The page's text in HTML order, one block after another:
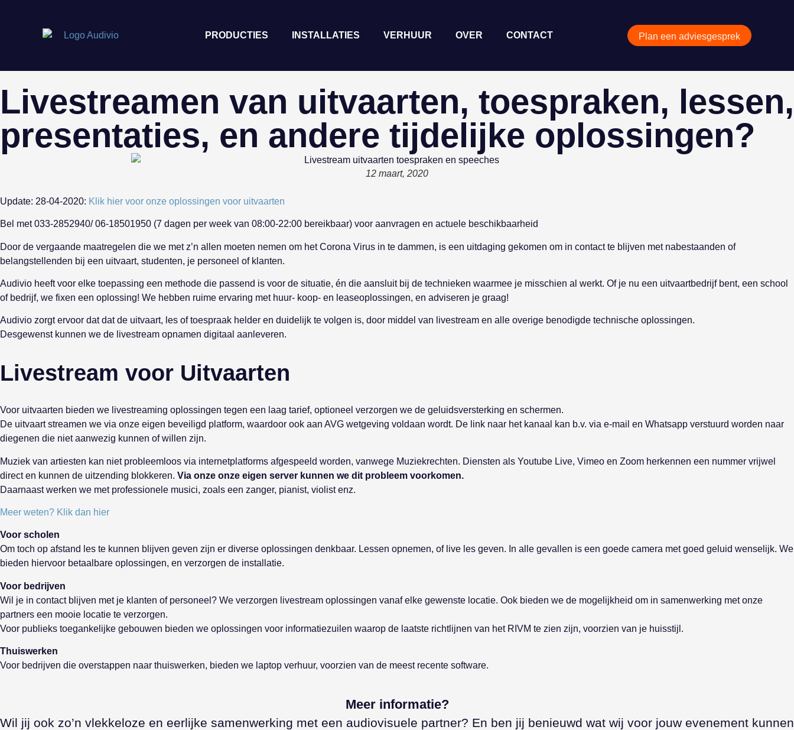
PRODUCTIES INSTALLATIES VERHUUR OVER CONTACT Plan een adviesgesprek
Livestreamen van uitvaarten, toespraken, lessen,
presentaties, en andere tijdelijke oplossingen?
12 maart, 2020
Update: 28-04-2020: Klik hier voor onze oplossingen voor uitvaarten
Bel met 033-2852940/ 06-18501950 (7 dagen per week van 08:00-22:00 bereikbaar) voor aanvragen en actuele beschikbaarheid
Door de vergaande maatregelen die we met z’n allen moeten nemen om het Corona Virus in te dammen, is een uitdaging gekomen om in contact te blijven met nabestaanden of
belangstellenden bij een uitvaart, studenten, je personeel of klanten.
Audivio heeft voor elke toepassing een methode die passend is voor de situatie, én die aansluit bij de technieken waarmee je misschien al werkt. Of je nu een uitvaartbedrijf bent, een school
of bedrijf, we fixen een oplossing! We hebben ruime ervaring met huur- koop- en leaseoplossingen, en adviseren je graag!
Audivio zorgt ervoor dat dat de uitvaart, les of toespraak helder en duidelijk te volgen is, door middel van livestream en alle overige benodigde technische oplossingen.
Desgewenst kunnen we de livestream opnamen digitaal aanleveren.
Livestream voor Uitvaarten
Voor uitvaarten bieden we livestreaming oplossingen tegen een laag tarief, optioneel verzorgen we de geluidsversterking en schermen.
De uitvaart streamen we via onze eigen beveiligd platform, waardoor ook aan AVG wetgeving voldaan wordt. De link naar het kanaal kan b.v. via e-mail en Whatsapp verstuurd worden naar
diegenen die niet aanwezig kunnen of willen zijn.
Muziek van artiesten kan niet probleemloos via internetplatforms afgespeeld worden, vanwege Muziekrechten. Diensten als Youtube Live, Vimeo en Zoom herkennen een nummer vrijwel
direct en kunnen de uitzending blokkeren. Via onze onze eigen server kunnen we dit probleem voorkomen.
Daarnaast werken we met professionele musici, zoals een zanger, pianist, violist enz.
Meer weten? Klik dan hier
Voor scholen
Om toch op afstand les te kunnen blijven geven zijn er diverse oplossingen denkbaar. Lessen opnemen, of live les geven. In alle gevallen is een goede camera met goed geluid wenselijk. We
bieden hiervoor betaalbare oplossingen, en verzorgen de installatie.
Voor bedrijven
Wil je in contact blijven met je klanten of personeel? We verzorgen livestream oplossingen vanaf elke gewenste locatie. Ook bieden we de mogelijkheid om in samenwerking met onze
partners een mooie locatie te verzorgen.
Voor publieks toegankelijke gebouwen bieden we oplossingen voor informatiezuilen waarop de laatste richtlijnen van het RIVM te zien zijn, voorzien van je huisstijl.
Thuiswerken
Voor bedrijven die overstappen naar thuiswerken, bieden we laptop verhuur, voorzien van de meest recente software.
Meer informatie?
Wil jij ook zo’n vlekkeloze en eerlijke samenwerking met een audiovisuele partner? En ben jij benieuwd wat wij voor jouw evenement kunnen